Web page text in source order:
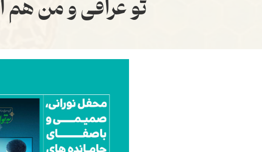
تو عراقی و من هم